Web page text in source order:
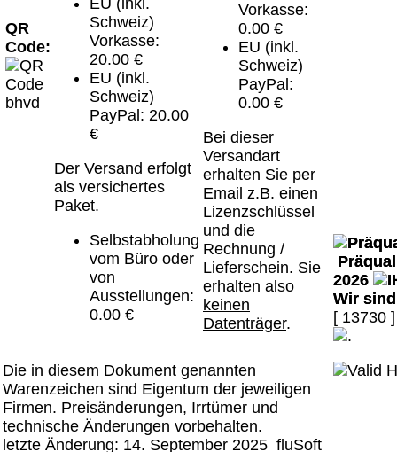
QR
Code:
EU (inkl.
Schweiz)
Vorkasse:
20.00 €
EU (inkl.
Schweiz)
PayPal: 20.00
€
Der Versand erfolgt
als versichertes
Paket.
Selbstabholung
vom Büro oder
von
Ausstellungen:
0.00 €
Vorkasse:
0.00 €
EU (inkl.
Schweiz)
PayPal:
0.00 €
Bei dieser
Versandart
erhalten Sie per
Email z.B. einen
Lizenzschlüssel
und die
Rechnung /
Lieferschein. Sie
erhalten also
keinen
Datenträger.
Die in diesem Dokument genannten
Warenzeichen sind Eigentum der jeweiligen
Firmen. Preisänderungen, Irrtümer und
technische Änderungen vorbehalten.
letzte Änderung: 14. September 2025 fluSoft
2026
Wir
[ 13730 ]